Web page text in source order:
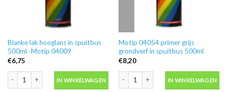
Blanke lak hooglans in spuitbus
500ml -Motip 04009
€6,75
IN WINKELWAGEN
Motip 04054 primer grijs
grondverf in spuitbus 500ml
€8,20
IN WINKELWAGEN